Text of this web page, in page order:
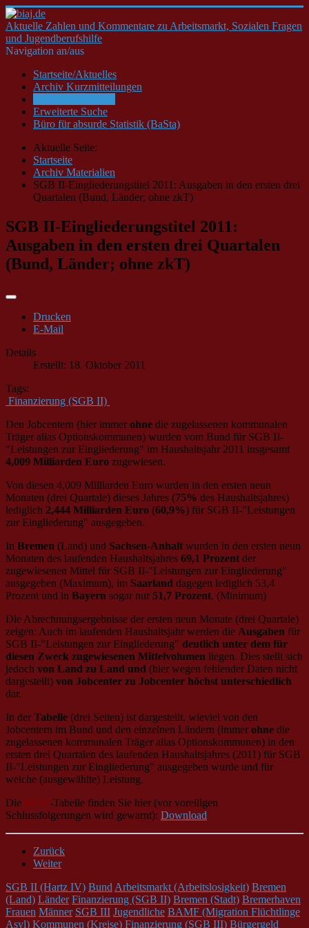
Aktuelle Zahlen und Kommentare zu Arbeitsmarkt, Sozialen Fragen
und Jugendberufshilfe
Navigation an/aus
Startseite/Aktuelles
Archiv Kurzmitteilungen
Erweiterte Suche
Büro für absurde Statistik (BaSta)
Aktuelle Seite:
Startseite
Archiv Materialien
SGB II-Eingliederungstitel 2011: Ausgaben in den ersten drei
Quartalen (Bund, Länder; ohne zkT)
SGB II-Eingliederungstitel 2011:
Ausgaben in den ersten drei Quartalen
(Bund, Länder; ohne zkT)
Drucken
E-Mail
Details
Erstellt: 18. Oktober 2011
Tags:
Finanzierung (SGB II)
Den Jobcentern (hier immer ohne die zugelassenen kommunalen
Träger alias Optionskommunen) wurden vom Bund für SGB II-
"Leistungen zur Eingliederung" im Haushaltsjahr 2011 insgesamt
4,009 Milliarden Euro zugewiesen.
Von diesen 4,009 Milliarden Euro wurden in den ersten neun
Monaten (drei Quartale) dieses Jahres (75% des Haushaltsjahres)
lediglich 2,444 Milliarden Euro (60,9%) für SGB II-"Leistungen
zur Eingliederung" ausgegeben.
In Bremen (Land) und Sachsen-Anhalt wurden in den ersten neun
Monaten des laufenden Haushaltsjahres 69,1 Prozent der
zugewiesenen Mittel für SGB II-"Leistungen zur Eingliederung"
ausgegeben (Maximum), im Saarland dagegen lediglich 53,4
Prozent und in Bayern sogar nur 51,7 Prozent. (Minimum)
Die Abrechnungsergebnisse der ersten neun Monate (drei Quartale)
zeigen: Auch im laufenden Haushaltsjahr werden die Ausgaben für
SGB II-"Leistungen zur Eingliederung" deutlich unter dem für
diesen Zweck zugewiesenen Mittelvolumen liegen. Dies stellt sich
jedoch von Land zu Land und (hier wegen fehlender Daten nicht
dargestellt) von Jobcenter zu Jobcenter höchst unterschiedlich
dar.
In der Tabelle (drei Seiten) ist dargestellt, wieviel von den
Jobcentern im Bund und den einzelnen Ländern (immer ohne die
zugelassenen kommunalen Träger alias Optionskommunen) in den
ersten drei Quartalen des laufenden Haushaltsjahres (2011) für SGB
II-"Leistungen zur Eingliederung" ausgegeben wurde und für
welche (ausgewählte) Leistung.
Die BIAJ-Tabelle finden Sie hier (vor voreiligen
Schlussfolgerungen wird gewarnt): Download
Zurück
Weiter
SGB II (Hartz IV) Bund Arbeitsmarkt (Arbeitslosigkeit) Bremen
(Land) Länder Finanzierung (SGB II) Bremen (Stadt) Bremerhaven
Frauen Männer SGB III Jugendliche BAMF (Migration Flüchtlinge
Asyl) Kommunen (Kreise) Finanzierung (SGB III) Bürgergeld